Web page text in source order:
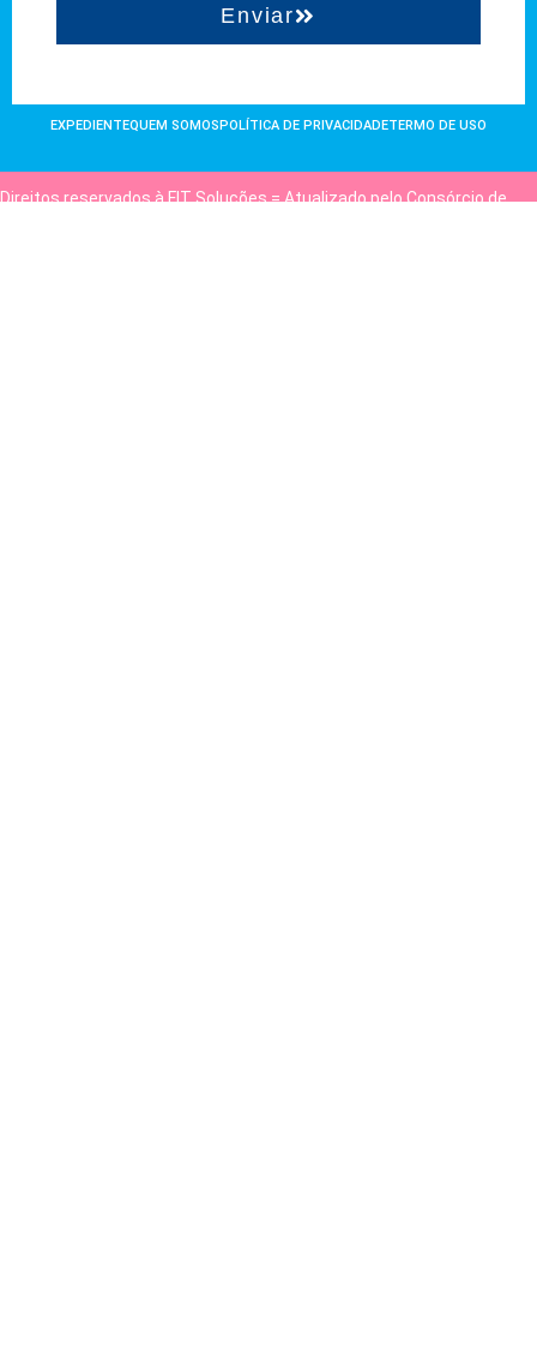
Enviar
EXPEDIENTEQUEM SOMOS POLÍTICA DE PRIVACIDADETERMO DE USO
Direitos reservados à FIT Soluções = Atualizado pelo Consórcio de